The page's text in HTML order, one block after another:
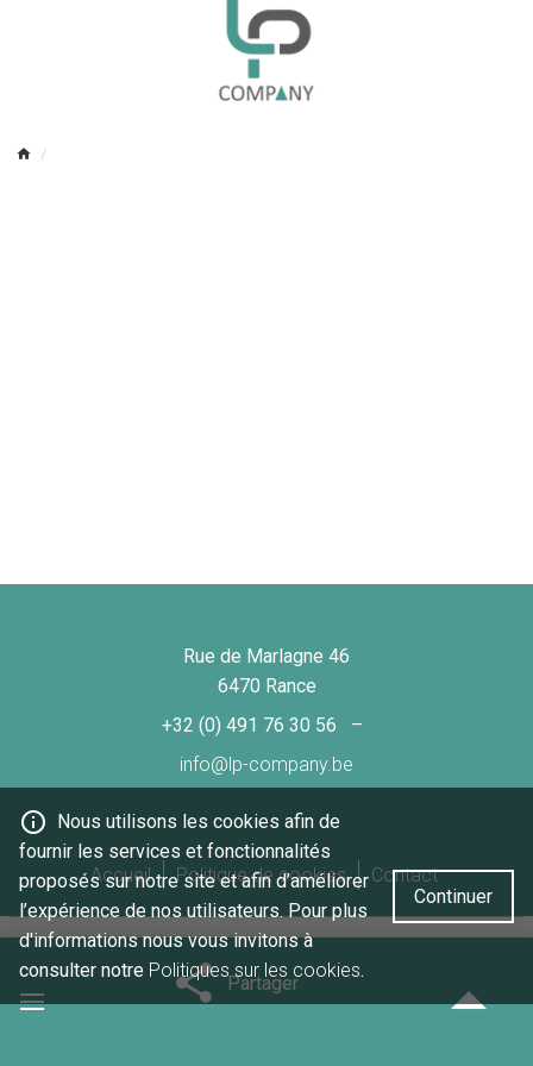
Continuer
Nous utilisons les cookies afin de
fournir les services et fonctionnalités
proposés sur notre site et afin d’améliorer
l’expérience de nos utilisateurs. Pour plus
d'informations nous vous invitons à
consulter notre Politiques sur les cookies.
Rue de Marlagne 46
6470 Rance
+32 (0) 491 76 30 56
info@lp-company.be
Accueil Politique de cookies Contact
TVA : BE 0777.715.514
Partager
Facebook